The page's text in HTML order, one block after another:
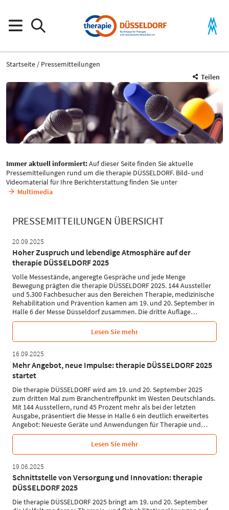
Startseite
Pressemitteilungen
Teilen
Immer aktuell informiert:Auf dieser Seite finden Sie aktuelle
Pressemitteilungen rund um die therapie DÜSSELDORF. Bild- und
Videomaterial für Ihre Berichterstattung finden Sie unter
Multimedia
PRESSEMITTEILUNGEN ÜBERSICHT
20.09.2025
Hoher Zuspruch und lebendige Atmosphäre auf der
therapie DÜSSELDORF 2025
Volle Messestände, angeregte Gespräche und jede Menge
Bewegung prägten die therapie DÜSSELDORF 2025. 144 Aussteller
und 5.300 Fachbesucher aus den Bereichen Therapie, medizinische
Rehabilitation und Prävention kamen am 19. und 20. September in
Halle 6 der Messe Düsseldorf zusammen. Die dritte Auflage…
Lesen Sie mehr
16.09.2025
Mehr Angebot, neue Impulse: therapie DÜSSELDORF 2025
startet
Die therapie DÜSSELDORF wird am 19. und 20. September 2025
zum dritten Mal zum Branchentreffpunkt im Westen Deutschlands.
Mit 144 Ausstellern, rund 45 Prozent mehr als bei der letzten
Ausgabe, präsentiert die Messe in Halle 6 ein deutlich erweitertes
Angebot: Neueste Geräte und Anwendungen für Therapie und…
Lesen Sie mehr
19.06.2025
Schnittstelle von Versorgung und Innovation: therapie
DÜSSELDORF 2025
Die therapie DÜSSELDORF 2025 bringt am 19. und 20. September